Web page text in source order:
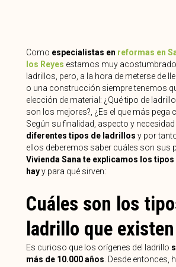
Como especialistas en reformas en
los Reyes estamos muy
ladrillos, pero, a la hora de meterse de
o una construcción siempre tenemos
elección de material: ¿Qué tipo de
son los mejores?, ¿Es el que más pega
Según su finalidad, aspecto y necesidad
diferentes tipos de ladrillos y por
ellos deberemos saber cuáles son sus
Vivienda Sana te explicamos los
hayy para qué sirven:
Cuáles son los
ladrillo que existen
Es curioso que los orígenes del ladrillo
más de 10.000 años. Desde entonces,